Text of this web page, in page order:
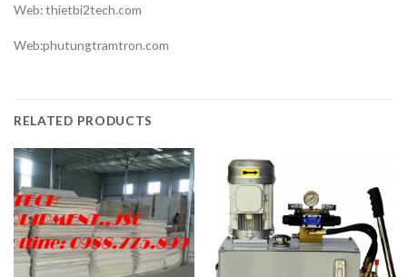
Web: thietbi2tech.com
Web:phutungtramtron.com
RELATED PRODUCTS